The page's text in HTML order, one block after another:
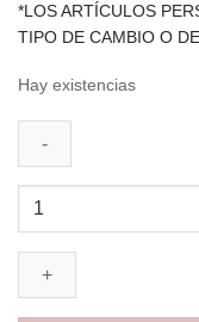
*LOS ARTÍCULOS
TIPO DE CAMBIO O
Hay existencias
Llavero
cantidad